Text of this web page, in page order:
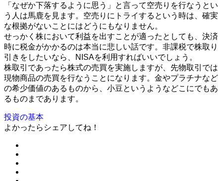
「なぜか下落するように思う」と言って空売りを行なうとい
う人は馬鹿を見ます。空売りにトライするという時は、確実
な根拠がないことにはどうにもなりません。
せっかく株において利益を出すことが適ったとしても、決済
時に税金がかかるのは本当に悲しい話です。非課税で株取り
引きをしたいなら、NISAを利用すればいいでしょう。
株取引であったら株式の売買を実施しますが、先物取引では
現物商品の売買を行なうことになります。金やプラチナなど
の希少価値のあるものから、小豆というようなどこにでもあ
るものまであります。
投資の基本
よかったらシェアしてね！